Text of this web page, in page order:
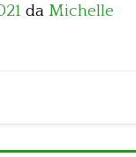
da Michelle